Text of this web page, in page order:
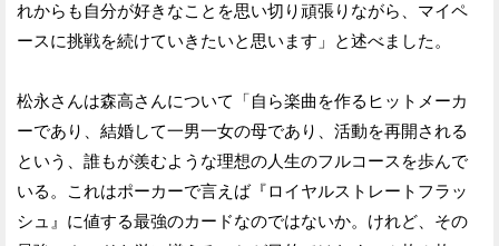
れからも自分が好きなことを思い切り頑張りながら、マイペ
ースに挑戦を続けていきたいと思います」と述べました。
松永さんは森高さんについて「自ら楽曲を作るヒットメーカ
ーであり、結婚して一男一女の母であり、活動を再開される
という、誰もが羨むような理想の人生のフルコースを歩んで
いる。これはポーカーで言えば『ロイヤルストレートフラッ
シュ』に値する最強のカードなのではないか。けれど、その